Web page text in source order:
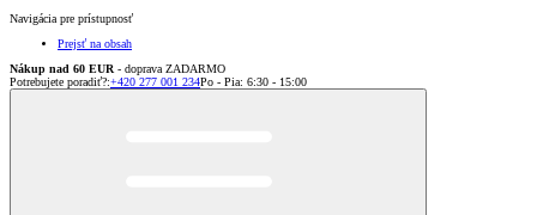
Navigácia pre prístupnosť
Prejsť na obsah
Nákup nad 60 EUR - doprava ZADARMO
Potrebujete poradiť?:+420 277 001 234Po - Pia: 6:30 - 15:00